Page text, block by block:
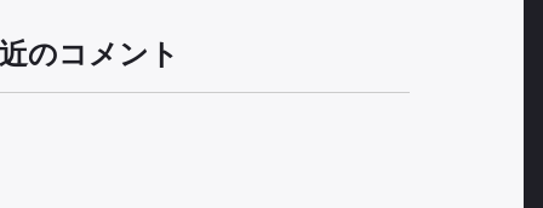
のコメント